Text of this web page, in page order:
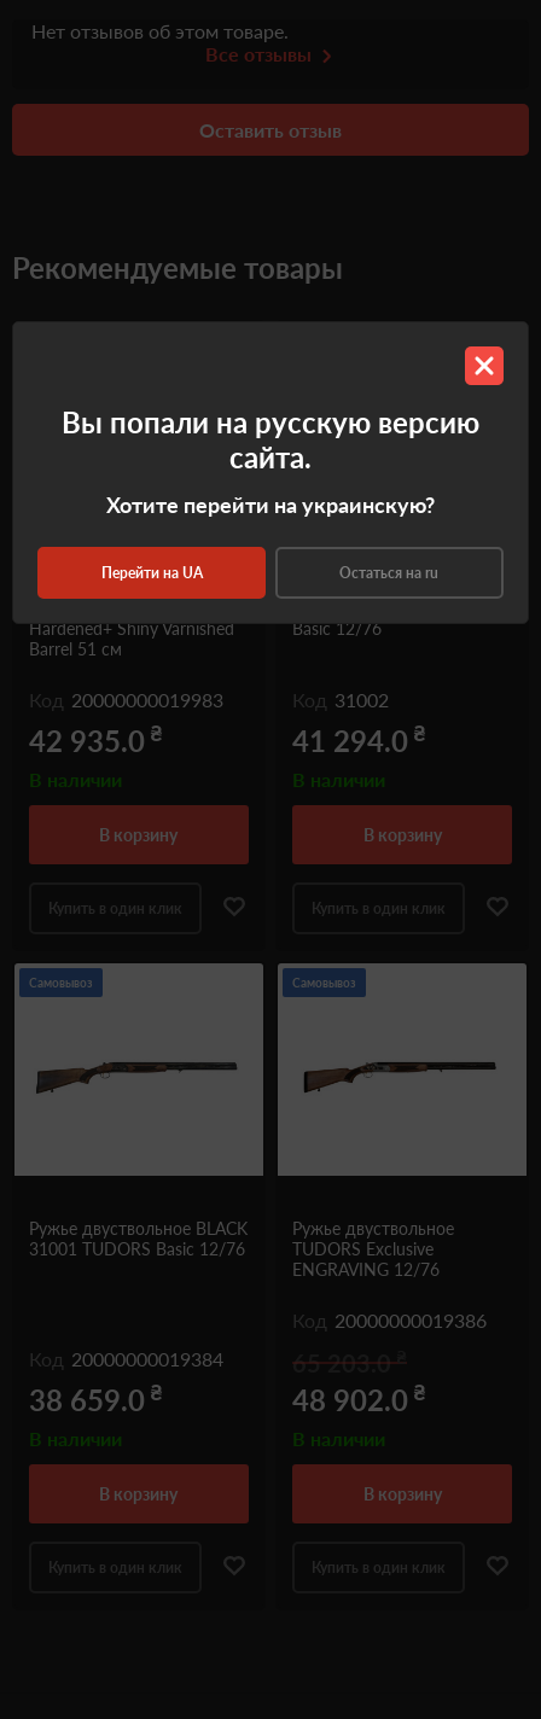
Нет отзывов об этом товаре.
Все отзывы
Оставить отзыв
Рекомендуемые товары
Горизонтальна двостволка
Hardened+ Shiny Varnished
Barrel 51 см
Код 20000000019983
42 935.0 ₴
В наличии
в корзину
Купить в один клик
Basic 12/76
Код 31002
41 294.0 ₴
В наличии
в корзину
Купить в один клик
Самовывоз
Ружье двуствольное BLACK
31001 TUDORS Basic 12/76
Код 20000000019384
38 659.0 ₴
В наличии
в корзину
Купить в один клик
Самовывоз
Ружье двуствольное
TUDORS Exclusive
ENGRAVING 12/76
Код 20000000019386
65 203.0
48 902.0 ₴
В наличии
в корзину
Купить в один клик
Вы попали на русскую версию
сайта.
Хотите перейти на украинскую?
Перейти на UA Остаться на ru